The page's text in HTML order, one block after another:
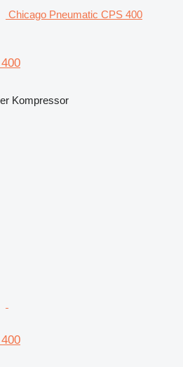
Chicago Pneumatic CPS 400
Kompressor